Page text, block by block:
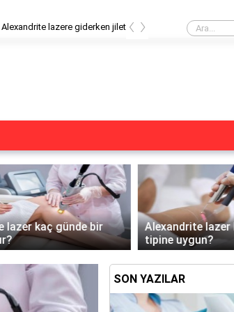
Buz lazer öncesi
‹ ›
Alexandrite lazer hangi kıl
tipine uygun?
Alexandrite
önce tüyler
Alexandrite lazer
SON YAZILAR